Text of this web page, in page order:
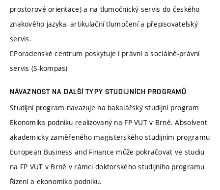
prostorové orientace) a na tlumočnický servis do českého
znakového jazyka, artikulační tlumočení a přepisovatelský
servis.
Poradenské centrum poskytuje i právní a sociálně-právní
servis (S-kompas)
NÁVAZNOST NA DALŠÍ TYPY STUDIJNÍCH PROGRAMŮ
Studijní program navazuje na bakalářský studijní program
Ekonomika podniku realizovaný na FP VUT v Brně. Absolvent
akademicky zaměřeného magisterského studijním programu
European Business and Finance může pokračovat ve studiu
na FP VUT v Brně v rámci doktorského studijního programu
Řízení a ekonomika podniku.